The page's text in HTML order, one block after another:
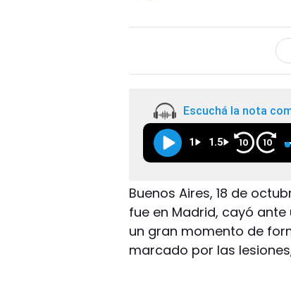
Escuchá la nota
1 1.5 10 10
Buenos Aires, 18 de
fue en Madrid, cayó
un gran momento de
marcado por las